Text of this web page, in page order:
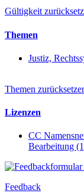
Gültigkeit
Themen
Justiz,
Themen
Lizenzen
CC
Bearbeitung
Feedback